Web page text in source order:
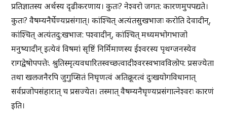
प्रतिज्ञातस्य अर्थस्य दृढीकरणाय। कुतः? नेश्वरो जगत: कारणमुपपद्यते।
कुतः? वैषम्यनैर्घेण्यप्रसंगात्। कांश्चित् अत्यंतसुखभाजः करोति देवादीन्,
कांश्चित् अत्यंतदु:खभाज: पश्वादीन्, कांश्चित् मध्यमभोगभाजो
मनुष्यादीन् इत्येवं विषमां सृष्टिं निर्मिमाणस्य ईश्वरस्य पृथग्जनस्येव
रागद्वेषोपपत्तेः. श्रुतिस्मृत्यवधारितस्वच्छत्वादीश्वरस्वभावविलोप: प्रसज्येता
तथा खलजनैरपि जुगुप्सितं निघृणत्वं अतिक्रूरत्वं दुःखयोगविधानात्
सर्वप्रजोपसंहारात् च प्रसज्येत। तस्मात् वैषम्यनैघृण्यप्रसंगात्नेश्वरः कारणं
इति।